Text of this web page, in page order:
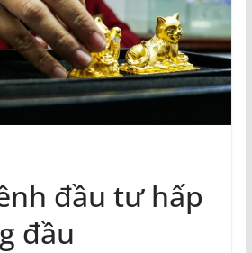
đầu tư hấp
đầu